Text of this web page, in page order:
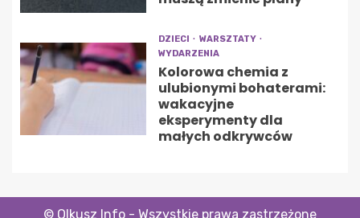
DZIECI
WARSZTATY
WYDARZENIA
Kolorowa chemia z
ulubionymi bohaterami:
wakacyjne
eksperymenty dla
małych odkrywców
© Olkusz Info - Wszystkie prawa zastrzeżone